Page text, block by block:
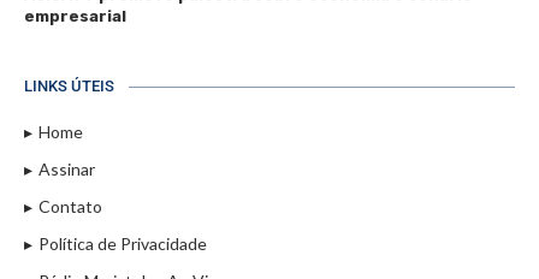
empresarial
LINKS ÚTEIS
Home
Assinar
Contato
Política de Privacidade